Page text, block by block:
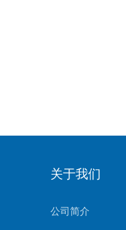
关于我们
公司简介